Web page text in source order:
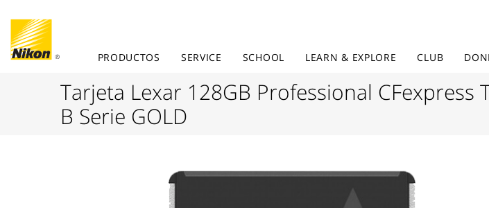
PRODUCTOS SERVICE SCHOOL LEARN & EXPLORE CLUB
Tarjeta Lexar 128GB Professional CFexpress
B Serie GOLD